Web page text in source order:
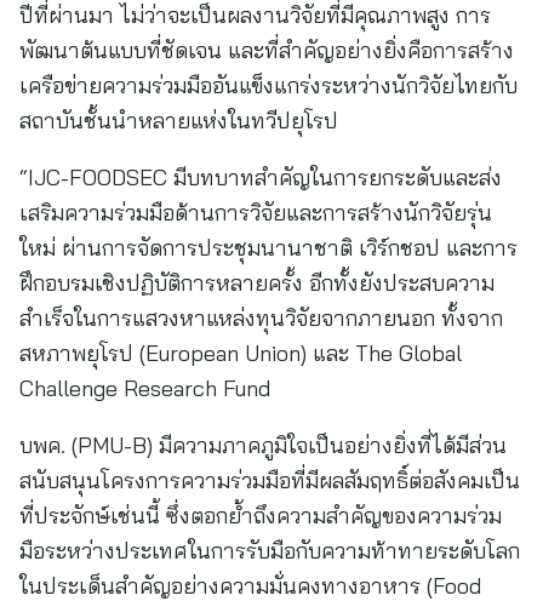
ปีที่ผ่านมา ไม่ว่าจะเป็นผลงานวิจัยที่มีคุณภาพสูง การ
พัฒนาต้นแบบที่ชัดเจน และที่สำคัญอย่างยิ่งคือการสร้าง
เครือข่ายความร่วมมืออันแข็งแกร่งระหว่างนักวิจัยไทยกับ
สถาบันชั้นนำหลายแห่งในทวีปยุโรป
“IJC-FOODSEC มีบทบาทสำคัญในการยกระดับและส่ง
เสริมความร่วมมือด้านการวิจัยและการสร้างนักวิจัยรุ่น
ใหม่ ผ่านการจัดการประชุมนานาชาติ เวิร์กชอป และการ
ฝึกอบรมเชิงปฏิบัติการหลายครั้ง อีกทั้งยังประสบความ
สำเร็จในการแสวงหาแหล่งทุนวิจัยจากภายนอก ทั้งจาก
สหภาพยุโรป (European Union) และ The Global
Challenge Research Fund
บพค. (PMU-B) มีความภาคภูมิใจเป็นอย่างยิ่งที่ได้มีส่วน
สนับสนุนโครงการความร่วมมือที่มีผลสัมฤทธิ์ต่อสังคมเป็น
ที่ประจักษ์เช่นนี้ ซึ่งตอกย้ำถึงความสำคัญของความร่วม
มือระหว่างประเทศในการรับมือกับความท้าทายระดับโลก
ในประเด็นสำคัญอย่างความมั่นคงทางอาหาร (Food